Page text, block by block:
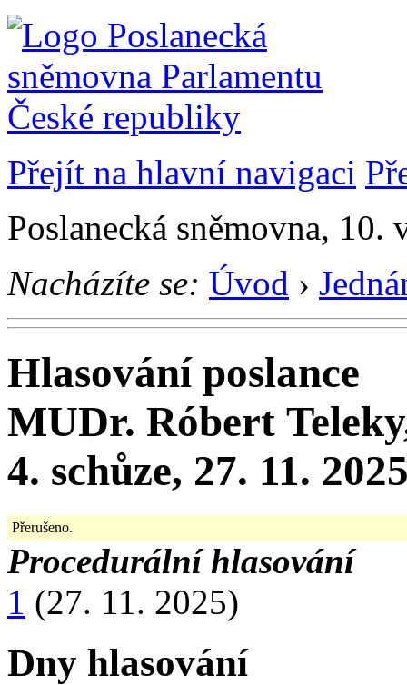
Přejít na hlavní navigaci
Poslanecká sněmovna,
Nacházíte se: Úvod ›
Hlasování poslance
MUDr. Róbert
4. schůze, 27. 11.
Přerušeno.
Procedurální hlasování
1 (27. 11. 2025)
Dny hlasování